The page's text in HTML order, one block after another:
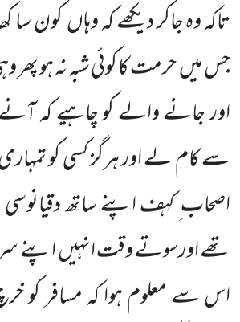
تاکہ وہ جاکر دیکھے کہ وہاںکون سا
جس میںحرمت کا کوئی شبہ نہ ہو
اور جانے والے کو چاہیے کہ
سے کام لے اور ہرگز کسی کو
اصحاب ِ کہف اپنے ساتھ
تھے اورسوتے وقت انہیںاپنے
اس سے معلوم ہوا کہ مسافر کو